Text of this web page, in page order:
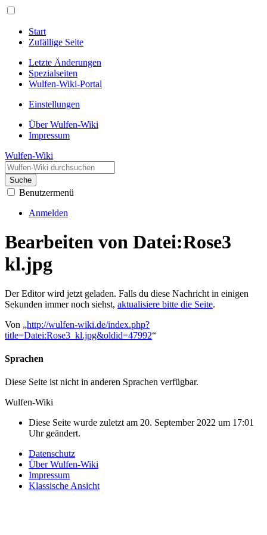
Start
Zufällige Seite
Letzte Änderungen
Spezialseiten
Wulfen-Wiki-Portal
Einstellungen
Über Wulfen-Wiki
Impressum
Wulfen-Wiki
Suche
Benutzermenü
Anmelden
Bearbeiten von Datei:Rose3
kl.jpg
Der Editor wird jetzt geladen. Falls du diese Nachricht in einigen
Sekunden immer noch siehst, aktualisiere bitte die Seite.
Von „http://wulfen-wiki.de/index.php?
title=Datei:Rose3_kl.jpg&oldid=47992“
Sprachen
Diese Seite ist nicht in anderen Sprachen verfügbar.
Wulfen-Wiki
Diese Seite wurde zuletzt am 20. September 2022 um 17:01
Uhr geändert.
Datenschutz
Über Wulfen-Wiki
Impressum
Klassische Ansicht